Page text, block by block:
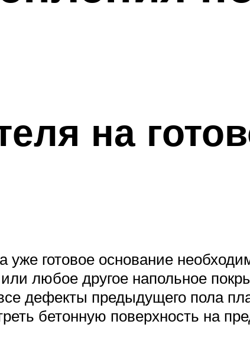
на
готовое основание
любое другое напольное
все дефекты предыдущего пола
бетонную поверхность на